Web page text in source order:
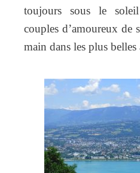
toujours sous le
couples d’amoureux de
main dans les plus